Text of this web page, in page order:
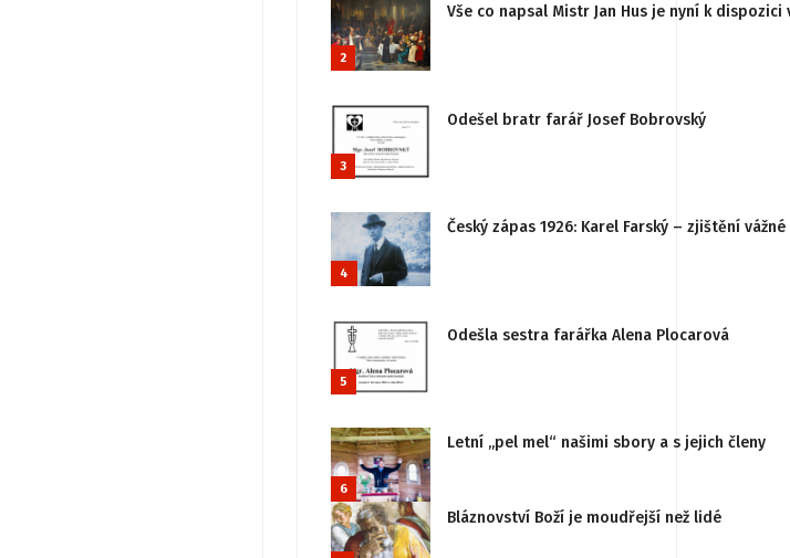
2
Vše co napsal Mistr Jan Hus je nyní k
3
Odešel bratr farář Josef Bobrovský
4
Český zápas 1926: Karel Farský – zjištění
5
Odešla sestra farářka Alena Plocarová
6
Letní „pel mel“ našimi sbory a s jejich členy
Bláznovství Boží je moudřejší než lidé